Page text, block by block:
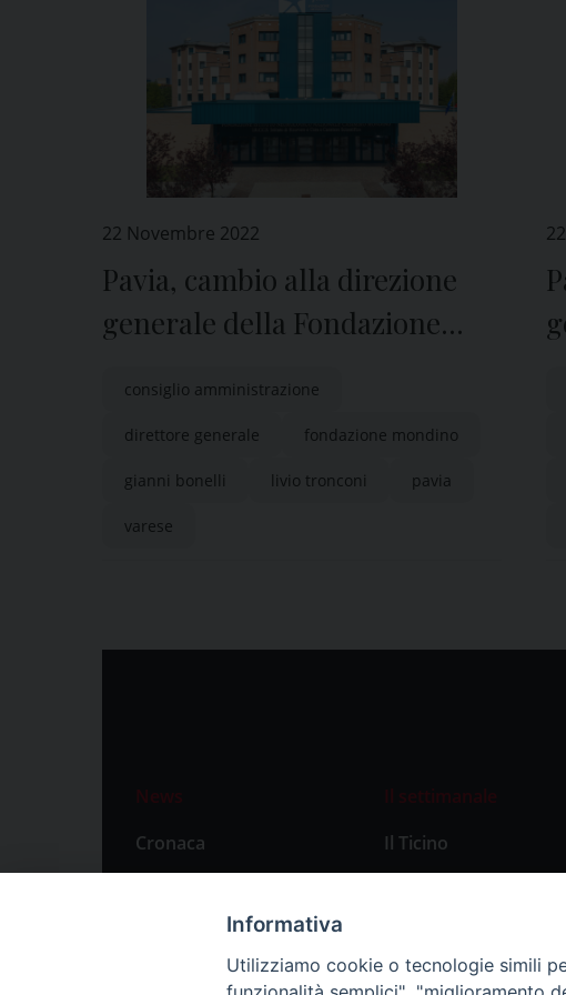
22 Novembre 2022
Pavia, cambio alla direzione
generale della Fondazione
consiglio amministrazione
direttore generale fondazione mondino
gianni bonelli livio tronconi pavia
varese
News
Cronaca
Attualità
Primo Piano
Il settimanale
Il Ticino
Abbonamenti
Informativa
Utilizziamo cookie o tecnologie simili